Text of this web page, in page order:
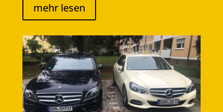
mehr lesen